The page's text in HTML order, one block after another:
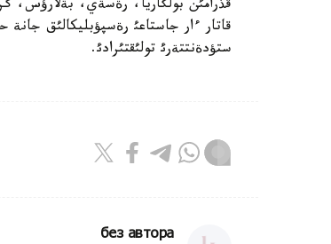
قذرامئن بولگاريا، رةسةي، بةلارؤس،
قاتار ءار جاستاعئ رةسپؤبليكالئق جانة
ستؤدةنتتةرئ تولئقتئرادئ.
без автора